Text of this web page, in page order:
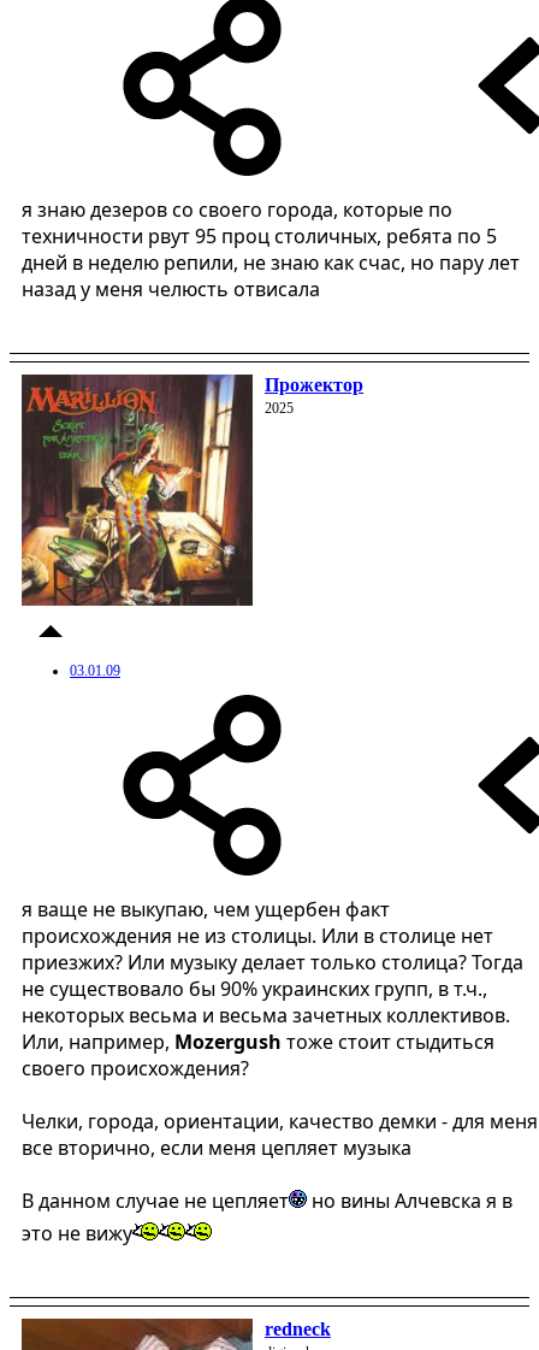
я знаю дезеров со своего города, которые по
техничности рвут 95 проц столичных, ребята по 5
дней в неделю репили, не знаю как счас, но пару лет
назад у меня челюсть отвисала
Прожектор
2025
03.01.09
я ваще не выкупаю, чем ущербен факт
происхождения не из столицы. Или в столице нет
приезжих? Или музыку делает только столица? Тогда
не существовало бы 90% украинских групп, в т.ч.,
некоторых весьма и весьма зачетных коллективов.
Или, например, Mozergush тоже стоит стыдиться
своего происхождения?
Челки, города, ориентации, качество демки - для меня
все вторично, если меня цепляет музыка
В данном случае не цепляет
но вины Алчевска я в
это не вижу
redneck